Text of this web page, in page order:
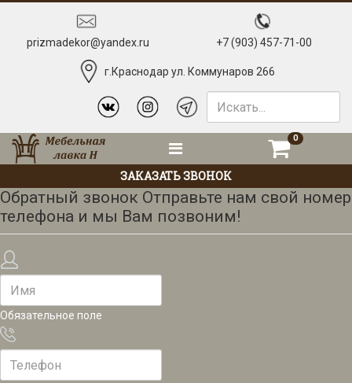
prizmadekor@yandex.ru +7 (903) 457-71-00
г.Краснодар ул. Коммунаров 266
ЗАКАЗАТЬ ЗВОНОК
Обратный звонок Отправьте нам свой номер
телефона и мы Вам позвоним!
Обязательное поле
0